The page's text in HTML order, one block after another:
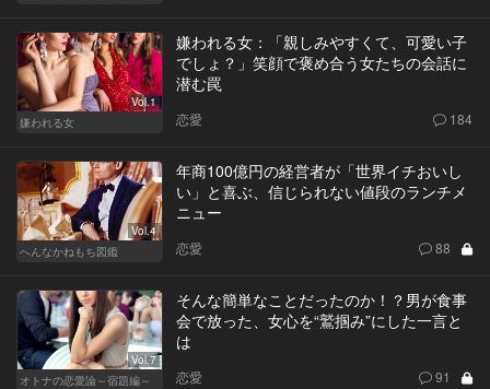
Vol.1
嫌われる女
嫌われる女：「親しみやすくて、可愛い子
でしょ？」笑顔で褒め合う女たちの会話に
潜む罠
恋愛 184
Vol.4
へんなかねもち図鑑
年商100億円の経営者が「世界イチおいし
い」と喜ぶ、信じられない値段のランチメ
ニュー
恋愛 88
Vol.7
オトナの恋愛論～宿題編～
そんな簡単なことだったのか！？男が食事
会で放った、女心を“鷲掴み”にした一言と
は
恋愛 91